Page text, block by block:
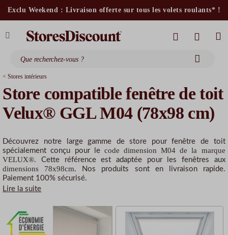
Exclu Weekend : Livraison offerte sur tous les volets roulants* !
stores bannes standards
moustiquaires
< Stores intérieurs
Store compatible fenêtre de toit
Velux® GGL M04 (78x98 cm)
Découvrez notre large gamme de store pour fenêtre de toit
spécialement conçu pour le code dimension M04 de la marque
VELUX®. Cette référence est adaptée pour les fenêtres aux
dimensions 78x98cm. Nos produits sont en livraison rapide.
Paiement 100% sécurisé.
Lire la suite